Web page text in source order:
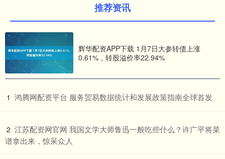
推荐资讯
辉华配资APP下载 1月7日大参转债上涨
0.61%，转股溢价率22.94%
1 ​鸿腾网配资平台 服务贸易数据统计和发展政策指南全球首发
2 ​江苏配资网官网 我国文学大师鲁迅一般吃些什么？许广平将菜
谱拿出来，惊呆众人